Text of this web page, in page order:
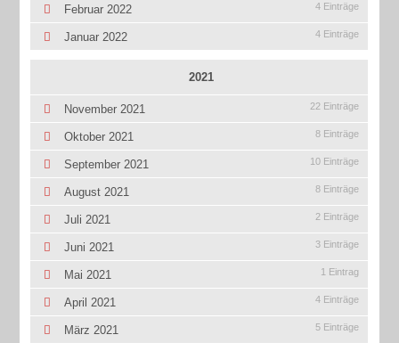
Februar 2022 4 Einträge
Januar 2022 4 Einträge
2021
November 2021 22 Einträge
Oktober 2021 8 Einträge
September 2021 10 Einträge
August 2021 8 Einträge
Juli 2021 2 Einträge
Juni 2021 3 Einträge
Mai 2021 1 Eintrag
April 2021 4 Einträge
März 2021 5 Einträge